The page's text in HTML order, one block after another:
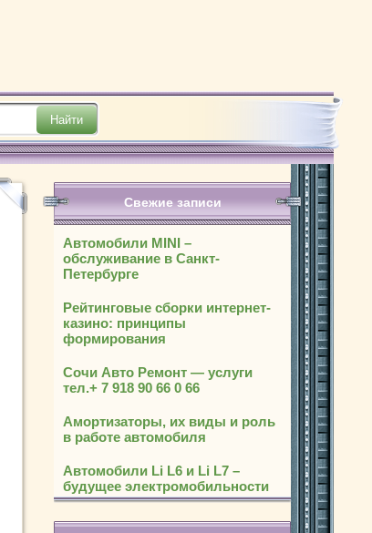
Свежие записи
Автомобили MINI –
обслуживание в Санкт-
Петербурге
Рейтинговые сборки интернет-
казино: принципы
формирования
Сочи Авто Ремонт — услуги
тел.+ 7 918 90 66 0 66
Амортизаторы, их виды и роль
в работе автомобиля
Автомобили Li L6 и Li L7 –
будущее электромобильности